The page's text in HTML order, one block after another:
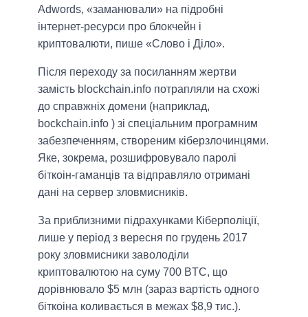
Adwords, «заманювали» на підробні
інтернет-ресурси про блокчейн і
криптовалюти, пише «Слово і Діло».
Після переходу за посиланням жертви
замість blockchain.info потрапляли на схожі
до справжніх домени (наприклад,
bockchain.info ) зі спеціальним програмним
забезпеченням, створеним кіберзлочинцями.
Яке, зокрема, розшифровувало паролі
біткоін-гаманців та відправляло отримані
дані на сервер зловмисників.
За приблизними підрахунками Кіберполіції,
лише у період з вересня по грудень 2017
року зловмисники заволоділи
криптовалютою на суму 700 BTC, що
дорівнювало $5 млн (зараз вартість одного
біткоіна коливається в межах $8,9 тис.).